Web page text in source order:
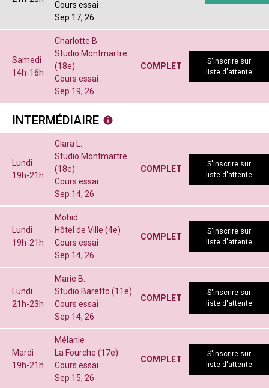
Cours essai :
Sep 17, 26
Samedi
14h-16h
Charlotte B.
Studio Montmartre
(18e)
Cours essai :
Sep 19, 26
COMPLET
S'inscrire sur
liste d'attente
INTERMÉDIAIRE
Lundi
19h-21h
Clara L.
Studio Montmartre
(18e)
Cours essai :
Sep 14, 26
COMPLET
S'inscrire sur
liste d'attente
Lundi
19h-21h
Mohid
Hôtel de Ville (4e)
Cours essai :
Sep 14, 26
COMPLET
S'inscrire sur
liste d'attente
Lundi
21h-23h
Marie B.
Studio Baretto (11e)
Cours essai :
Sep 14, 26
COMPLET
S'inscrire sur
liste d'attente
Mardi
19h-21h
Mélanie
La Fourche (17e)
Cours essai :
Sep 15, 26
COMPLET
S'inscrire sur
liste d'attente